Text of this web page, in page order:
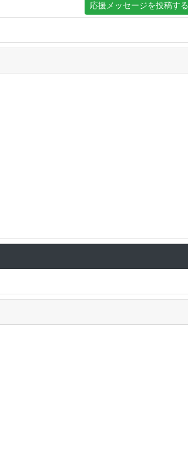
応援メッセージを投稿する